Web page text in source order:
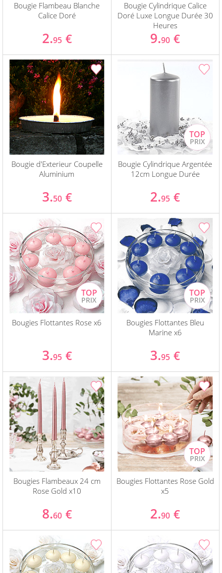
Bougie Flambeau Blanche
Calice Doré
2.95 €
Bougie Cylindrique Calice
Doré Luxe Longue Durée 30
Heures
9.90 €
Bougie d'Exterieur Coupelle
Aluminium
3.50 €
Bougie Cylindrique Argentée
12cm Longue Durée
2.95 €
Bougies Flottantes Rose x6
3.95 €
Bougies Flottantes Bleu
Marine x6
3.95 €
Bougies Flambeaux 24 cm
Rose Gold x10
8.60 €
Bougies Flottantes Rose Gold
x5
2.90 €